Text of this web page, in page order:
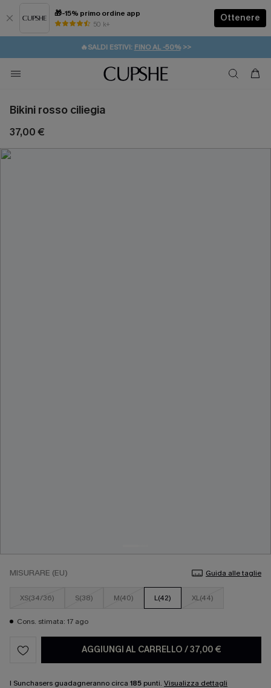
🎁-15% primo ordine app
50 k+
Ottenere
⚡️-15% SUGLI ESSENZIALI DA VACANZA | ACQUISTA
🔥SALDI ESTIVI: FINO AL -50%>>
🚚SPEDIZIONE GRATUITA DA 49€
💌REGALO PER I NUOVI: 20% DI SCONTO*
Bikini rosso ciliegia
37,00 €
MISURARE (EU) Guida alle taglie
XS(34/36) S(38) M(40) L(42) XL(44)
Cons. stimata: 17 ago
AGGIUNGI AL CARRELLO /37,00 €
I Sunchasers guadagneranno circa 185 punti. Visualizza dettagli